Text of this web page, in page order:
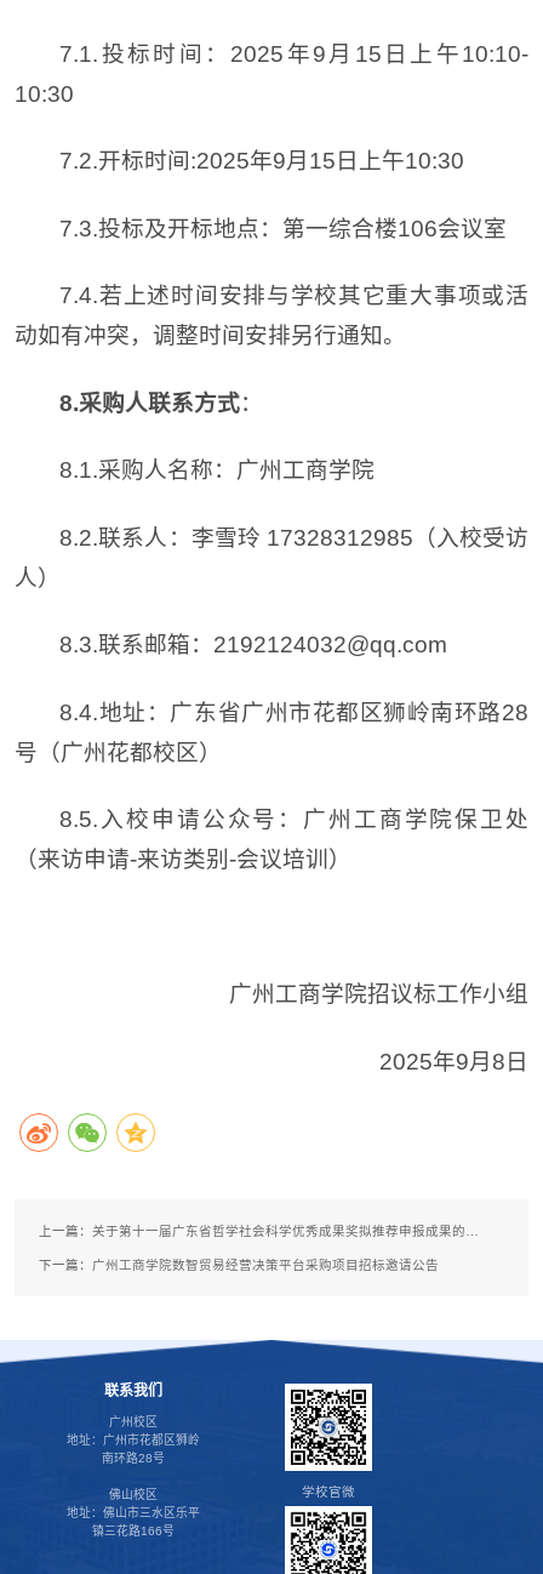
7.1.投标时间：2025年9月15日上午10:10-
10:30
7.2.开标时间:2025年9月15日上午10:30
7.3.投标及开标地点：第一综合楼106会议室
7.4.若上述时间安排与学校其它重大事项或活
动如有冲突，调整时间安排另行通知。
8.采购人联系方式：
8.1.采购人名称：广州工商学院
8.2.联系人：李雪玲 17328312985（入校受访
人）
8.3.联系邮箱：2192124032@qq.com
8.4.地址：广东省广州市花都区狮岭南环路28
号（广州花都校区）
8.5.入校申请公众号：广州工商学院保卫处
（来访申请-来访类别-会议培训）
广州工商学院招议标工作小组
2025年9月8日
上一篇：
下一篇： 广州工商学院数智贸易经营决策平台采购项目招标邀请公告
联系我们
广州校区
地址：广州市花都区狮岭
南环路28号
佛山校区
地址：佛山市三水区乐平
镇三花路166号
学校官微